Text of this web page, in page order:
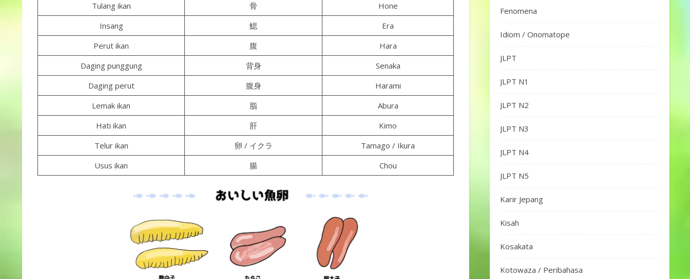
Tulang ikan
骨
Hone
Insang
鰓
Era
Perut ikan
腹
Hara
Daging punggung
背身
Senaka
Daging perut
腹身
Harami
Lemak ikan
脂
Abura
Hati ikan
肝
Kimo
Telur ikan
卵 / イクラ
Tamago / Ikura
Usus ikan
腸 Chou
Fenomena
Idiom / Onomatope
JLPT
JLPT N1
JLPT N2
JLPT N3
JLPT N4
JLPT N5
Karir Jepang
Kisah
Kosakata
Kotowaza / Peribahasa